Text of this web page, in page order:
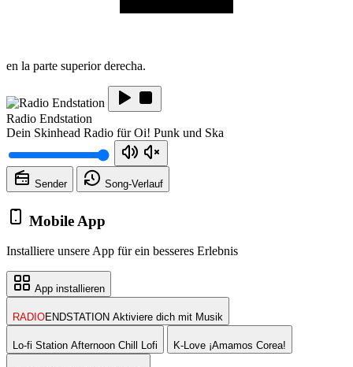
en la parte superior derecha.
Radio Endstation
Dein Skinhead Radio für Oi! Punk und Ska
Sender Song-Verlauf
Mobile App
Installiere unsere App für ein besseres Erlebnis
App installieren
RADIOENDSTATION Aktiviere dich mit Musik
Lo-fi Station Afternoon Chill Lofi K-Love ¡Amamos Corea!